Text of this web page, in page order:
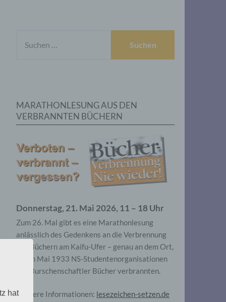
NACH:
MARATHONLESUNG AUS DEN
VERBRANNTEN BÜCHERN
Donnerstag, 21. Mai 2026, 11 – 18 Uhr
Zum 26. Mal gibt es eine Marathonlesung
anlässlich des Gedenkens an die Verbrennung
von Büchern am Kaifu-Ufer – genau an dem Ort,
wo im Mai 1933 NS-Studentenorganisationen
und Burschenschaftler Bücher verbrannten.
Weitere Informationen: lesezeichen-setzen.de
hat